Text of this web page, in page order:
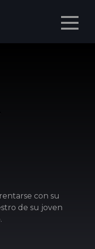
con su
de su joven